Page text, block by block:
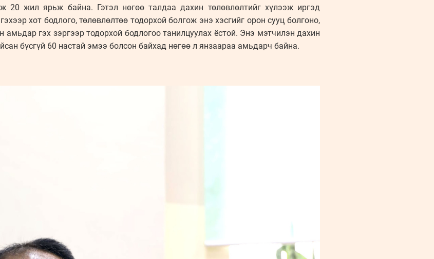
20 жил ярьж байна. Гэтэл нөгөө талдаа дахин төлөвлөлтийг хүлээж иргэд
хот бодлого, төлөвлөлтөө тодорхой болгож энэ хэсгийг орон сууц болгоно,
амьдар гэх зэргээр тодорхой бодлогоо танилцуулах ёстой. Энэ мэтчилэн дахин
бүсгүй 60 настай эмээ болсон байхад нөгөө л янзаараа амьдарч байна.